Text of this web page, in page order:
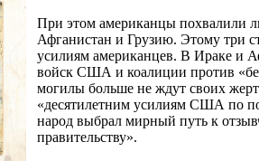
При этом американцы похвалили
Афганистан и Грузию. Этому три
усилиям американцев. В Ираке и
войск США и коалиции против
могилы больше не ждут своих
«десятилетним усилиям США по
народ выбрал мирный путь к
правительству».